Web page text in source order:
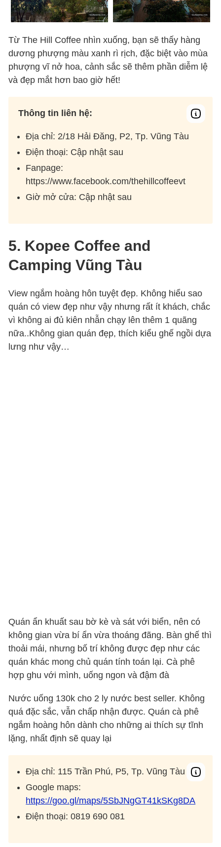
Từ The Hill Coffee nhìn xuống, bạn sẽ thấy hàng
dương phượng màu xanh rì rịch, đặc biệt vào mùa
phượng vĩ nở hoa, cảnh sắc sẽ thêm phần diễm lệ
và đẹp mắt hơn bao giờ hết!
Thông tin liên hệ:
Địa chỉ: 2/18 Hải Đăng, P2, Tp. Vũng Tàu
Điện thoại: Cập nhật sau
Fanpage:
https://www.facebook.com/thehillcoffeevt
Giờ mở cửa: Cập nhật sau
5. Kopee Coffee and
Camping Vũng Tàu
View ngắm hoàng hôn tuyệt đẹp. Không hiểu sao
quán có view đẹp như vậy nhưng rất ít khách, chắc
vì không ai đủ kiên nhẫn chạy lên thêm 1 quãng
nữa..Không gian quán đẹp, thích kiểu ghế ngồi dựa
lưng như vậy…
Quán ẩn khuất sau bờ kè và sát với biển, nên có
không gian vừa bí ẩn vừa thoáng đãng. Bàn ghế thì
thoải mái, nhưng bố trí không được đẹp như các
quán khác mong chủ quán tính toán lại. Cà phê
hợp ghu với mình, uống ngon và đậm đà
Nước uống 130k cho 2 ly nước best seller. Không
quá đặc sắc, vẫn chấp nhận được. Quán cà phê
ngắm hoàng hôn dành cho những ai thích sự tĩnh
lặng, nhất định sẽ quay lại
Địa chỉ: 115 Trần Phú, P5, Tp. Vũng Tàu
Google maps:
https://goo.gl/maps/5SbJNgGT41kSKg8DA
Điện thoại:0819 690 081